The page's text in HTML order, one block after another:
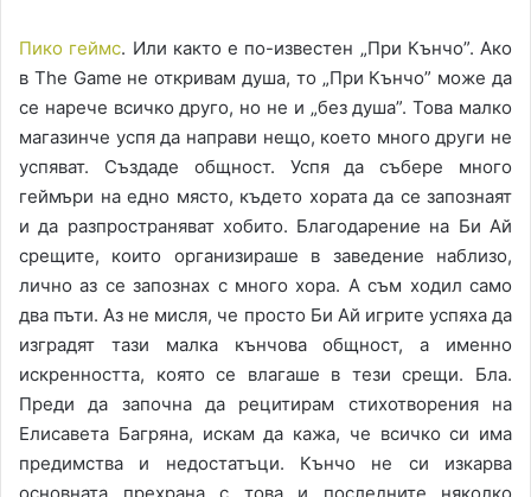
Пико геймс. Или както е по-известен „При Кънчо”. Ако
в The Game не откривам душа, то „При Кънчо” може да
се нарече всичко друго, но не и „без душа”. Това малко
магазинче успя да направи нещо, което много други не
успяват. Създаде общност. Успя да събере много
геймъри на едно място, където хората да се запознаят
и да разпространяват хобито. Благодарение на Би Ай
срещите, които организираше в заведение наблизо,
лично аз се запознах с много хора. А съм ходил само
два пъти. Аз не мисля, че просто Би Ай игрите успяха да
изградят тази малка кънчова общност, а именно
искренността, която се влагаше в тези срещи. Бла.
Преди да започна да рецитирам стихотворения на
Елисавета Багряна, искам да кажа, че всичко си има
предимства и недостатъци. Кънчо не си изкарва
основната прехрана с това и последните няколко